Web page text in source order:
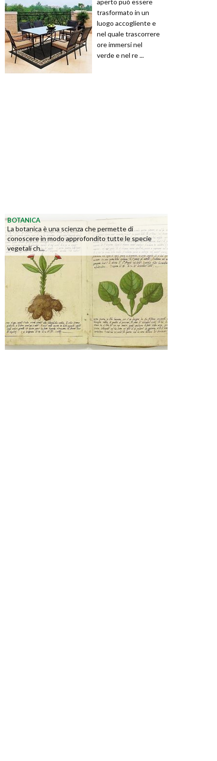
aperto può essere
trasformato in un
luogo accogliente e
nel quale trascorrere
ore immersi nel
verde e nel re ...
BOTANICA
La botanica è una scienza che permette di
conoscere in modo approfondito tutte le specie
vegetali ch...